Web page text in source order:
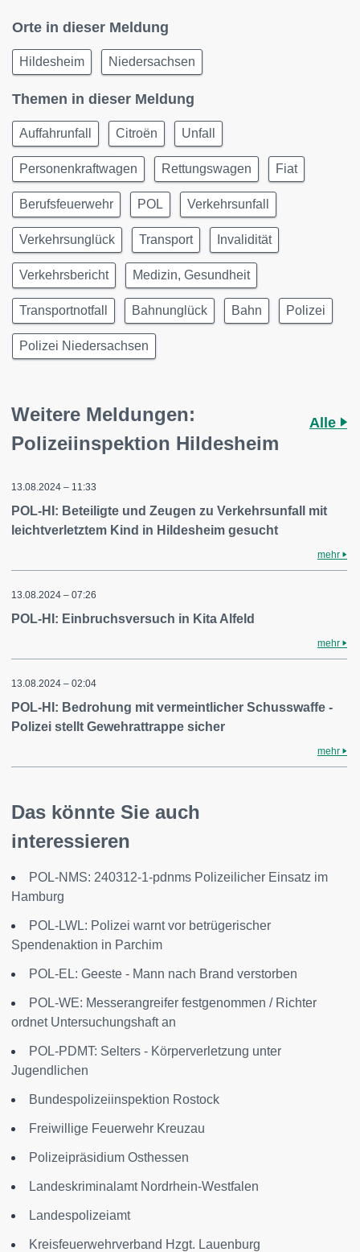
Orte in dieser Meldung
Hildesheim Niedersachsen
Themen in dieser Meldung
Auffahrunfall Citroën Unfall
Personenkraftwagen Rettungswagen Fiat
Berufsfeuerwehr POL Verkehrsunfall
Verkehrsunglück Transport Invalidität
Verkehrsbericht Medizin, Gesundheit
Transportnotfall Bahnunglück Bahn Polizei
Polizei Niedersachsen
Weitere Meldungen:
Polizeiinspektion Hildesheim
Alle
13.08.2024 – 11:33
POL-HI: Beteiligte und Zeugen zu Verkehrsunfall mit
leichtverletztem Kind in Hildesheim gesucht
mehr
13.08.2024 – 07:26
POL-HI: Einbruchsversuch in Kita Alfeld
mehr
13.08.2024 – 02:04
POL-HI: Bedrohung mit vermeintlicher Schusswaffe -
Polizei stellt Gewehrattrappe sicher
mehr
Das könnte Sie auch
interessieren
POL-NMS: 240312-1-pdnms Polizeilicher Einsatz im
Hamburg
POL-LWL: Polizei warnt vor betrügerischer
Spendenaktion in Parchim
POL-EL: Geeste - Mann nach Brand verstorben
POL-WE: Messerangreifer festgenommen / Richter
ordnet Untersuchungshaft an
POL-PDMT: Selters - Körperverletzung unter
Jugendlichen
Bundespolizeiinspektion Rostock
Freiwillige Feuerwehr Kreuzau
Polizeipräsidium Osthessen
Landeskriminalamt Nordrhein-Westfalen
Landespolizeiamt
Kreisfeuerwehrverband Hzgt. Lauenburg